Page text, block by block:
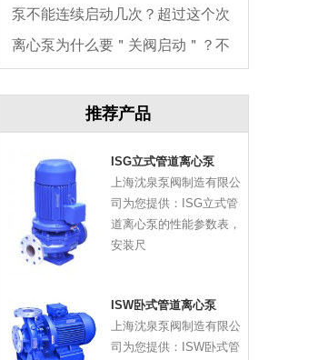
泵不能连续启动几次？超过这个次
数，电机必坏
离心泵为什么要＂关阀启动＂？不
推荐产品
ISG立式管道离心泵
上海沈泉泵阀制造有限公
司为您提供：ISG立式管
道离心泵的性能参数表，
安装尺
ISW卧式管道离心泵
上海沈泉泵阀制造有限公
司为您提供：ISW卧式管